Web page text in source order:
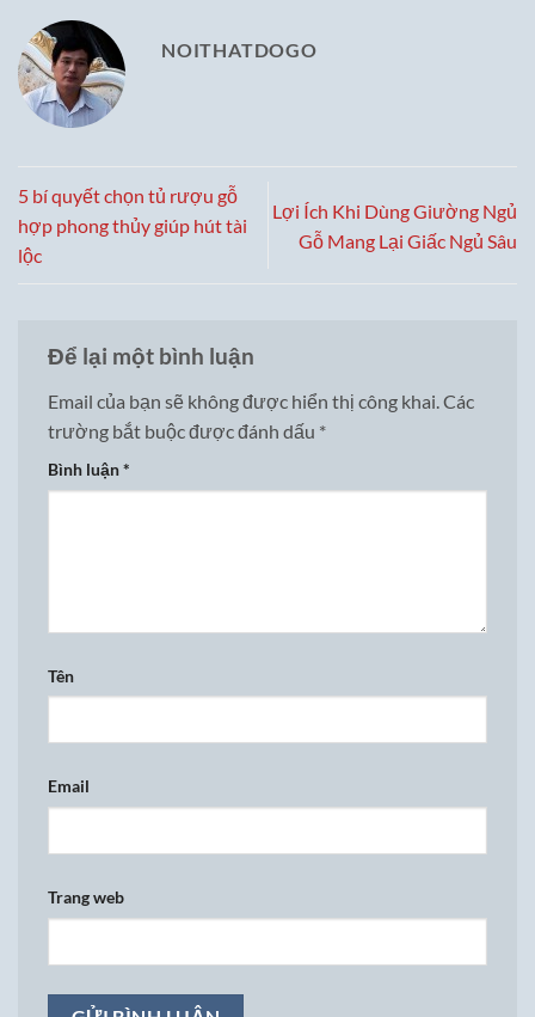
NOITHATDOGO
5 bí quyết chọn tủ rượu gỗ
hợp phong thủy giúp hút tài
lộc
Lợi Ích Khi Dùng Giường Ngủ
Gỗ Mang Lại Giấc Ngủ Sâu
Để lại một bình luận
Email của bạn sẽ không được hiển thị công khai. Các
trường bắt buộc được đánh dấu *
Bình luận*
Tên
Email
Trang web